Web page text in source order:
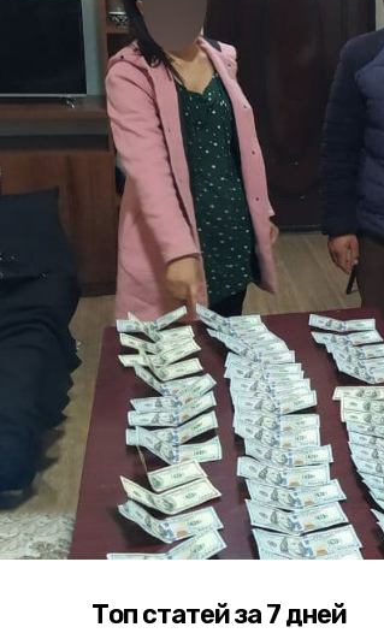
Топ статей за 7 дней